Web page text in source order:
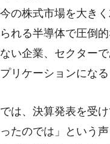
今の株式市場を大き
られる半導体で圧倒
ない企業、セクター
プリケーションにな
では、決算発表を受
ったのでは」という